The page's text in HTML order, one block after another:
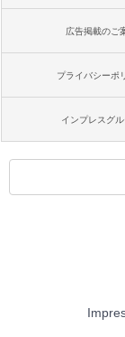
広告掲載のご
プライバシーポ
インプレスグ